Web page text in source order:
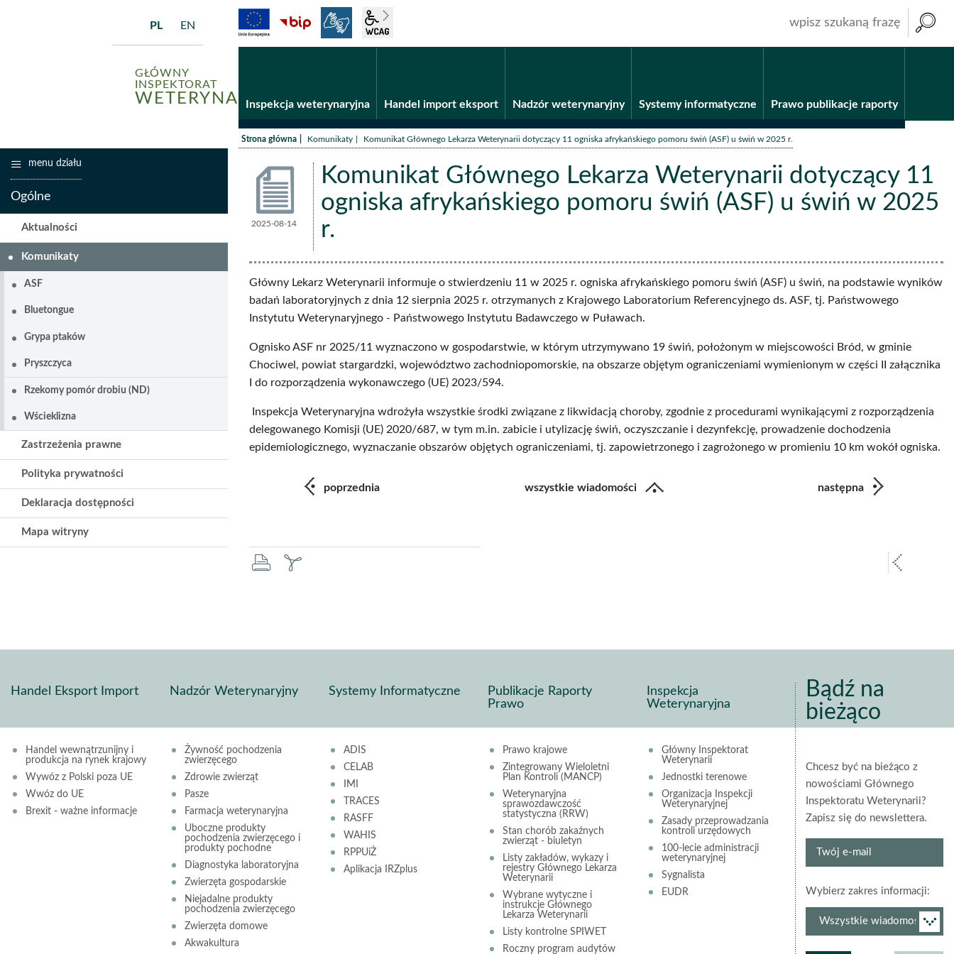
GŁÓWNY
INSPEKTORAT
WETERYNARII
PL EN Fundusze unijne
BiP
Inspekcja weterynaryjna Handel import eksport Nadzór weterynaryjny Systemy informatyczne Prawo publikacje raporty
Strona główna /Komunikaty /Komunikat Głównego Lekarza Weterynarii dotyczący 11 ogniska afrykańskiego pomoru świń (ASF) u świń w 2025 r.
Komunikat Głównego Lekarza Weterynarii dotyczący 11
ogniska afrykańskiego pomoru świń (ASF) u świń w 2025
r.
Komunikaty
2025-08-14
Główny Lekarz Weterynarii informuje o stwierdzeniu 11 w 2025 r. ogniska afrykańskiego pomoru świń (ASF) u świń, na podstawie wyników
badań laboratoryjnych z dnia 12 sierpnia 2025 r. otrzymanych z Krajowego Laboratorium Referencyjnego ds. ASF, tj. Państwowego
Instytutu Weterynaryjnego - Państwowego Instytutu Badawczego w Puławach.
Ognisko ASF nr 2025/11 wyznaczono w gospodarstwie, w którym utrzymywano 19 świń, położonym w miejscowości Bród, w gminie
Chociwel, powiat stargardzki, województwo zachodniopomorskie, na obszarze objętym ograniczeniami wymienionym w części II załącznika
I do rozporządzenia wykonawczego (UE) 2023/594.
Inspekcja Weterynaryjna wdrożyła wszystkie środki związane z likwidacją choroby, zgodnie z procedurami wynikającymi z rozporządzenia
delegowanego Komisji (UE) 2020/687, w tym m.in. zabicie i utylizację świń, oczyszczanie i dezynfekcję, prowadzenie dochodzenia
epidemiologicznego, wyznaczanie obszarów objętych ograniczeniami, tj. zapowietrzonego i zagrożonego w promieniu 10 km wokół ogniska.
poprzednia wszystkie wiadomości następna
drukujzapisz
menu działu
Ogólne
Aktualności
Komunikaty
ASF
Bluetongue
Grypa ptaków
Pryszczyca
Rzekomy pomór drobiu (ND)
Wścieklizna
Zastrzeżenia prawne
Polityka prywatności
Deklaracja dostępności
Mapa witryny
Handel Eksport Import
Handel wewnątrzunijny i
produkcja na rynek krajowy
Wywóz z Polski poza UE
Wwóz do UE
Brexit - ważne informacje
Nadzór Weterynaryjny
Żywność pochodzenia
zwierzęcego
Zdrowie zwierząt
Pasze
Farmacja weterynaryjna
Uboczne produkty
pochodzenia zwierzęcego i
produkty pochodne
Diagnostyka laboratoryjna
Zwierzęta gospodarskie
Niejadalne produkty
pochodzenia zwierzęcego
Zwierzęta domowe
Akwakultura
Systemy Informatyczne
ADIS
CELAB
IMI
TRACES
RASFF
WAHIS
RPPUiŻ
Aplikacja IRZplus
Publikacje Raporty
Prawo
Prawo krajowe
Zintegrowany Wieloletni
Plan Kontroli (MANCP)
Weterynaryjna
sprawozdawczość
statystyczna (RRW)
Stan chorób zakaźnych
zwierząt - biuletyn
Listy zakładów, wykazy i
rejestry Głównego Lekarza
Weterynarii
Wybrane wytyczne i
instrukcje Głównego
Lekarza Weterynarii
Listy kontrolne SPIWET
Roczny program audytów
Inspekcja
Weterynaryjna
Główny Inspektorat
Weterynarii
Jednostki terenowe
Organizacja Inspekcji
Weterynaryjnej
Zasady przeprowadzania
kontroli urzędowych
100-lecie administracji
weterynaryjnej
Sygnalista
EUDR
Bądź na
bieżąco
Chcesz być na bieżąco z
nowościami Głównego
Inspektoratu Weterynarii?
Zapisz się do newslettera.
Twój
Wybierz zakres informacji: